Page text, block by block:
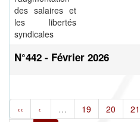
des salaires et
les libertés
syndicales
N°442 - Février 2026
‹‹ ‹ … 19 20 21